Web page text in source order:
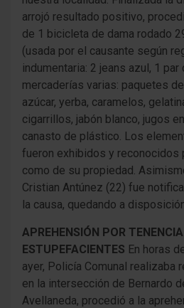
arrojó resultado positivo,
de 1 bicicleta de dama rodado
(usada por el causante según
indumentaria: 2 jeans azul, 1
mercaderías varias: paquetes de
azúcar, yerba, caramelos,
cigarrillos, jabón blanco, jugos
canasto de plástico. Los
fueron exhibidos y reconocidos
como de su propiedad.
Cristian Antúnez (22) fue
la causa, quedando a
APREHENSIÓN POR
ESTUPEFACIENTES En horas
ayer, Policía Comunal realizaba
en la intersección de Bernardo
Avellaneda, procedió a la